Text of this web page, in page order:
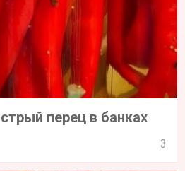
перец в банках
3